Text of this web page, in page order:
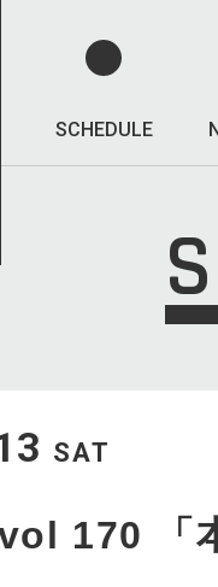
SCHEDULE
SAT
170 「